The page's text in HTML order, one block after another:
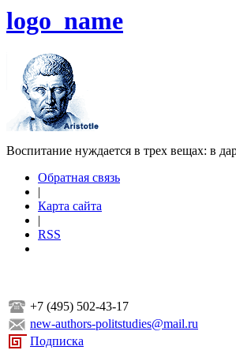
logo_name
Воспитание нуждается в трех вещах: в
Обратная связь
|
Карта сайта
|
RSS
+7 (495) 502-43-17
new-authors-politstudies@mail.ru
Подписка